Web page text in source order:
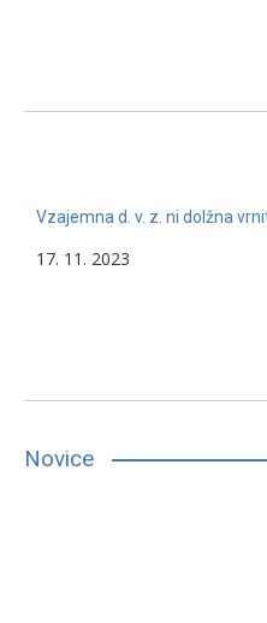
Vzajemna d. v. z. ni dolžna
17. 11. 2023
Novice